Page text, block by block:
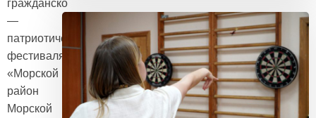
гражданско
—
патриотического
фестиваля
«Морской
район
Морской